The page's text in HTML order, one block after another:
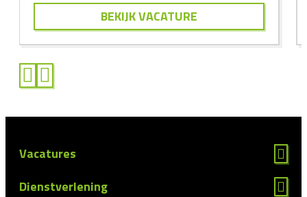
BEKIJK VACATURE
Vacatures
Dienstverlening